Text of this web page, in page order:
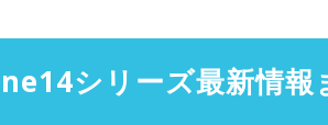
シリーズ最新情報